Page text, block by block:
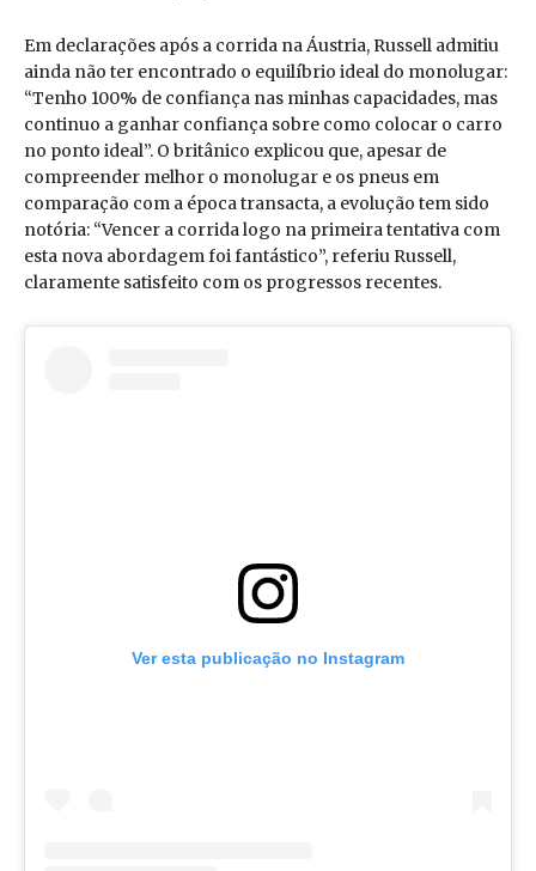
Em declarações após a corrida na Áustria, Russell admitiu
ainda não ter encontrado o equilíbrio ideal do monolugar:
“Tenho 100% de confiança nas minhas capacidades, mas
continuo a ganhar confiança sobre como colocar o carro
no ponto ideal”. O britânico explicou que, apesar de
compreender melhor o monolugar e os pneus em
comparação com a época transacta, a evolução tem sido
notória: “Vencer a corrida logo na primeira tentativa com
esta nova abordagem foi fantástico”, referiu Russell,
claramente satisfeito com os progressos recentes.
Ver esta publicação no Instagram